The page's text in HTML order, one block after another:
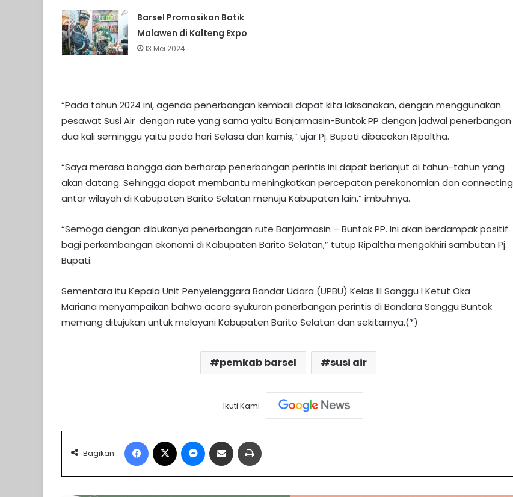
Barsel Promosikan Batik
Malawen di Kalteng Expo
13 Mei 2024
“Pada tahun 2024 ini, agenda penerbangan kembali dapat kita laksanakan, dengan menggunakan
pesawat Susi Air dengan rute yang sama yaitu Banjarmasin-Buntok PP dengan jadwal penerbangan
dua kali seminggu yaitu pada hari Selasa dan kamis,” ujar Pj. Bupati dibacakan Ripaltha.
“Saya merasa bangga dan berharap penerbangan perintis ini dapat berlanjut di tahun-tahun yang
akan datang. Sehingga dapat membantu meningkatkan percepatan perekonomian dan connecting
antar wilayah di Kabupaten Barito Selatan menuju Kabupaten lain,” imbuhnya.
“Semoga dengan dibukanya penerbangan rute Banjarmasin – Buntok PP. Ini akan berdampak positif
bagi perkembangan ekonomi di Kabupaten Barito Selatan,” tutup Ripaltha mengakhiri sambutan Pj.
Bupati.
Sementara itu Kepala Unit Penyelenggara Bandar Udara (UPBU) Kelas III Sanggu I Ketut Oka
Mariana menyampaikan bahwa acara syukuran penerbangan perintis di Bandara Sanggu Buntok
memang ditujukan untuk melayani Kabupaten Barito Selatan dan sekitarnya.(*)
pemkab barsel susi air
Ikuti Kami
Bagikan
Facebook Messenger
Share via Email